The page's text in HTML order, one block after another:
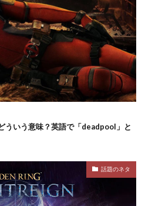
ういう意味？英語で「deadpool」と
話題のネタ